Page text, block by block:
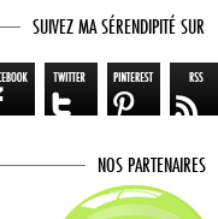
SUIVEZ MA SÉRENDIPITÉ SUR
NOS PARTENAIRES